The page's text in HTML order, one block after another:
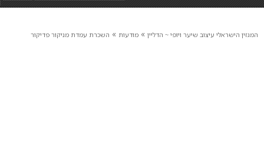
המגזין הישראלי עיצוב שיער ויופי ~ הדליין » מודעות » השכרת עמדת מניקור פדיקור